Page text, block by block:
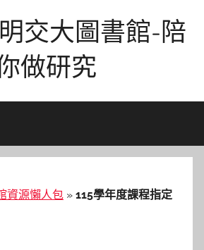
交大圖書館-陪
做研究
資源懶人包 » 115學年度課程指定